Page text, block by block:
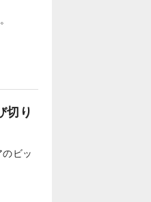
切り
ビッ